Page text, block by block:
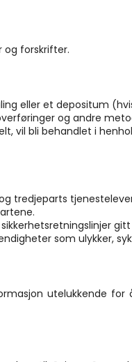
og forskrifter.
eller et depositum
og andre
vil bli behandlet i
tredjeparts
som ulykker,
utelukkende